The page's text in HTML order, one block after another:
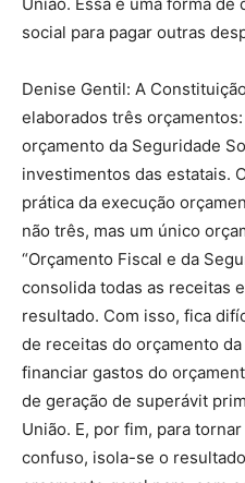
social para pagar outras
Denise Gentil: A
elaborados três
orçamento da Seguridade
investimentos das estatais.
prática da execução
não três, mas um único
“Orçamento Fiscal e da
consolida todas as receitas
resultado. Com isso, fica
de receitas do orçamento
financiar gastos do
de geração de superávit
União. E, por fim, para
confuso, isola-se o